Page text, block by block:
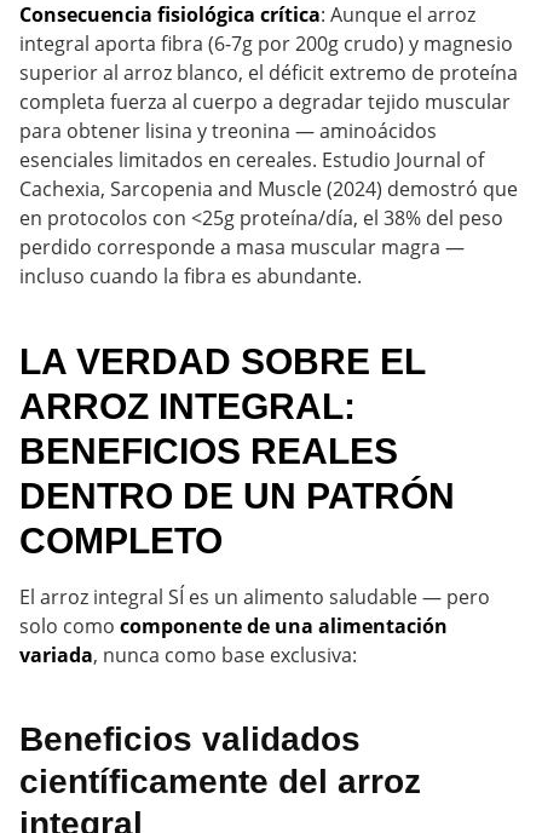
Consecuencia fisiológica crítica: Aunque el arroz
integral aporta fibra (6-7g por 200g crudo) y magnesio
superior al arroz blanco, el déficit extremo de proteína
completa fuerza al cuerpo a degradar tejido muscular
para obtener lisina y treonina — aminoácidos
esenciales limitados en cereales. Estudio Journal of
Cachexia, Sarcopenia and Muscle (2024) demostró que
en protocolos con <25g proteína/día, el 38% del peso
perdido corresponde a masa muscular magra —
incluso cuando la fibra es abundante.
LA VERDAD SOBRE EL
ARROZ INTEGRAL:
BENEFICIOS REALES
DENTRO DE UN PATRÓN
COMPLETO
El arroz integral SÍ es un alimento saludable — pero
solo como componente de una alimentación
variada, nunca como base exclusiva:
Beneficios validados
científicamente del arroz
integral